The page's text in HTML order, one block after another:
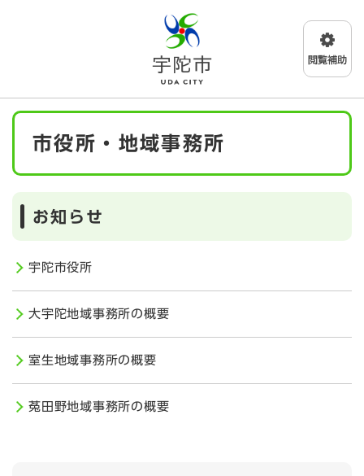
メニューを飛ばして本文へ
本
市役所・地域事務所
お知らせ
宇陀市役所
大宇陀地域事務所の概要
室生地域事務所の概要
菟田野地域事務所の概要